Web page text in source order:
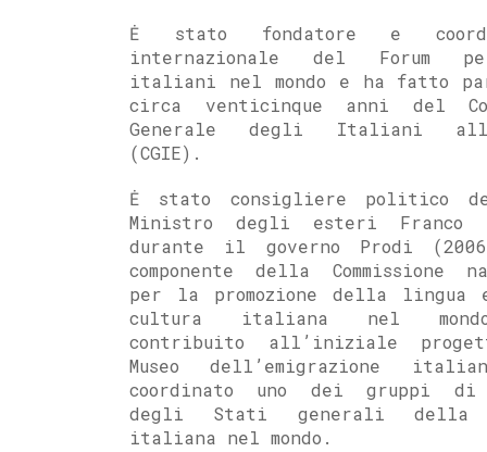
Ė stato fondatore e
internazionale del Forum
italiani nel mondo e ha fatto
circa venticinque anni del
Generale degli Italiani
(CGIE).
Ė stato consigliere politico
Ministro degli esteri Franco
durante il governo Prodi
componente della Commissione
per la promozione della lingua
cultura italiana nel
contribuito all’iniziale
Museo dell’emigrazione
coordinato uno dei gruppi di
degli Stati generali della
italiana nel mondo.